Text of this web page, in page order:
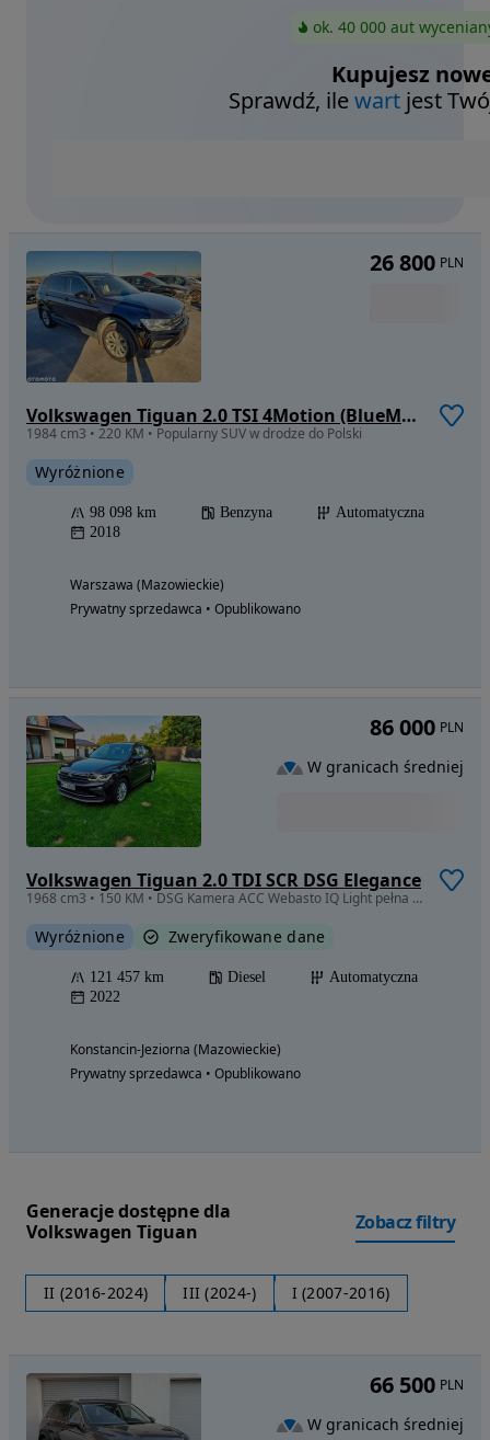
ok. 40 000 aut
Kupujesz
Sprawdź, ilewart jest
Volkswagen Tiguan 2.0 TSI 4Motion (BlueMotion Technology) DSG Highline
1984 cm3 • 220 KM • Popularny SUV w drodze do Polski
Wyróżnione
98 098 km Benzyna
Automatyczna
2018
Warszawa (Mazowieckie)
Prywatny sprzedawca • Opublikowano
26 800 PLN
Volkswagen Tiguan 2.0 TDI SCR DSG Elegance
1968 cm3 • 150 KM • DSG Kamera ACC Webasto IQ Light pełna historia ASO
Wyróżnione Zweryfikowane dane
121 457 km Diesel
Automatyczna
2022
Konstancin-Jeziorna (Mazowieckie)
Prywatny sprzedawca • Opublikowano
86 000 PLN
W granicach średniej
Generacje dostępne dla
Volkswagen Tiguan
Zobacz filtry
II (2016-2024) III (2024-) I (2007-2016)
66 500 PLN
W granicach średniej